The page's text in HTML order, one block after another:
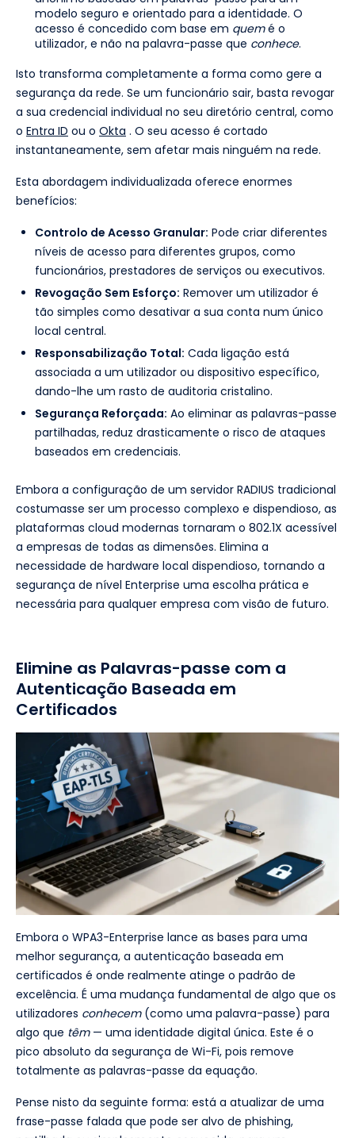
modelo seguro e orientado para a identidade. O
acesso é concedido com base em quemé o
utilizador, e não na palavra-passe que conhece.
Isto transforma completamente a forma como gere a
segurança da rede. Se um funcionário sair, basta revogar
a sua credencial individual no seu diretório central, como
o Entra ID ou o Okta . O seu acesso é cortado
instantaneamente, sem afetar mais ninguém na rede.
Esta abordagem individualizada oferece enormes
benefícios:
Controlo de Acesso Granular: Pode criar diferentes
níveis de acesso para diferentes grupos, como
funcionários, prestadores de serviços ou executivos.
Revogação Sem Esforço: Remover um utilizador é
tão simples como desativar a sua conta num único
local central.
Responsabilização Total: Cada ligação está
associada a um utilizador ou dispositivo específico,
dando-lhe um rasto de auditoria cristalino.
Segurança Reforçada: Ao eliminar as palavras-passe
partilhadas, reduz drasticamente o risco de ataques
baseados em credenciais.
Embora a configuração de um servidor RADIUS tradicional
costumasse ser um processo complexo e dispendioso, as
plataformas cloud modernas tornaram o 802.1X acessível
a empresas de todas as dimensões. Elimina a
necessidade de hardware local dispendioso, tornando a
segurança de nível Enterprise uma escolha prática e
necessária para qualquer empresa com visão de futuro.
Elimine as Palavras-passe com a
Autenticação Baseada em
Certificados
Embora o WPA3-Enterprise lance as bases para uma
melhor segurança, a autenticação baseada em
certificados é onde realmente atinge o padrão de
excelência. É uma mudança fundamental de algo que os
utilizadores conhecem(como uma palavra-passe) para
algo que têm— uma identidade digital única. Este é o
pico absoluto da segurança de Wi-Fi, pois remove
totalmente as palavras-passe da equação.
Pense nisto da seguinte forma: está a atualizar de uma
frase-passe falada que pode ser alvo de phishing,